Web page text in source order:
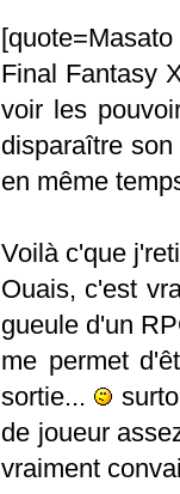
Final Fantasy
voir les
disparaître
en même
Voilà c'que
Ouais, c'est
gueule d'un
me permet
sortie...
de joueur
vraiment